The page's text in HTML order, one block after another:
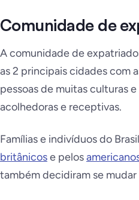
Comunidade de
A comunidade de
as 2 principais cidades com
pessoas de muitas culturas
acolhedoras e receptivas.
Famílias e indivíduos do
britânicose pelos
também decidiram se